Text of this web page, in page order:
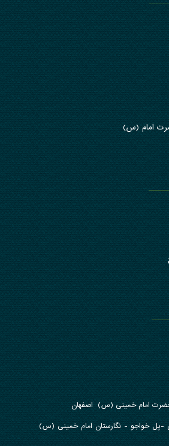
امام (س)
حضرت امام خمینی (س) اصفهان
-پل خواجو - نگارستان امام خمینی (س)